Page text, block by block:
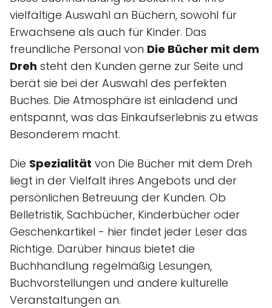
vielfältige Auswahl an Büchern, sowohl für
Erwachsene als auch für Kinder. Das
freundliche Personal von Die Bücher mit dem
Dreh steht den Kunden gerne zur Seite und
berät sie bei der Auswahl des perfekten
Buches. Die Atmosphäre ist einladend und
entspannt, was das Einkaufserlebnis zu etwas
Besonderem macht.
Die Spezialität von Die Bücher mit dem Dreh
liegt in der Vielfalt ihres Angebots und der
persönlichen Betreuung der Kunden. Ob
Belletristik, Sachbücher, Kinderbücher oder
Geschenkartikel - hier findet jeder Leser das
Richtige. Darüber hinaus bietet die
Buchhandlung regelmäßig Lesungen,
Buchvorstellungen und andere kulturelle
Veranstaltungen an.